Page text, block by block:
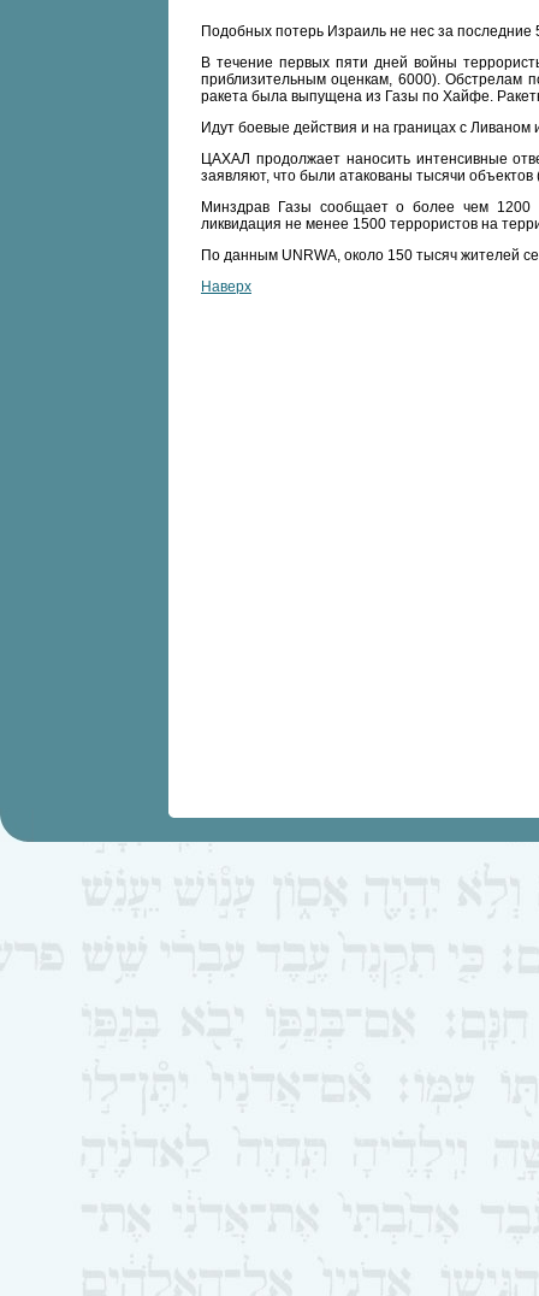
Подобных потерь Израиль не нес за
В течение первых пяти дней войны
приблизительным оценкам, 6000). Обстрелам
ракета была выпущена из Газы по Хайфе.
Идут боевые действия и на границах с Ливаном
ЦАХАЛ продолжает наносить интенсивные
заявляют, что были атакованы тысячи объектов
Минздрав Газы сообщает о более чем
ликвидация не менее 1500 террористов на
По данным UNRWA, около 150 тысяч жителей
Наверх